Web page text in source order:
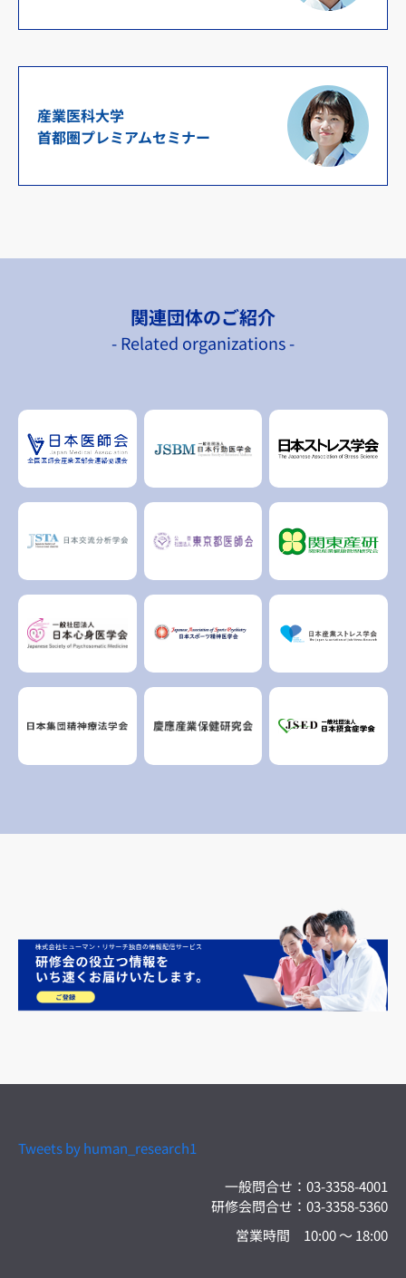
産業医科大学
首都圏プレミアムセミナー
関連団体のご紹介
- Related organizations -
Tweets by human_research1
一般問合せ：03-3358-4001
研修会問合せ：03-3358-5360
営業時間 10:00 〜 18:00